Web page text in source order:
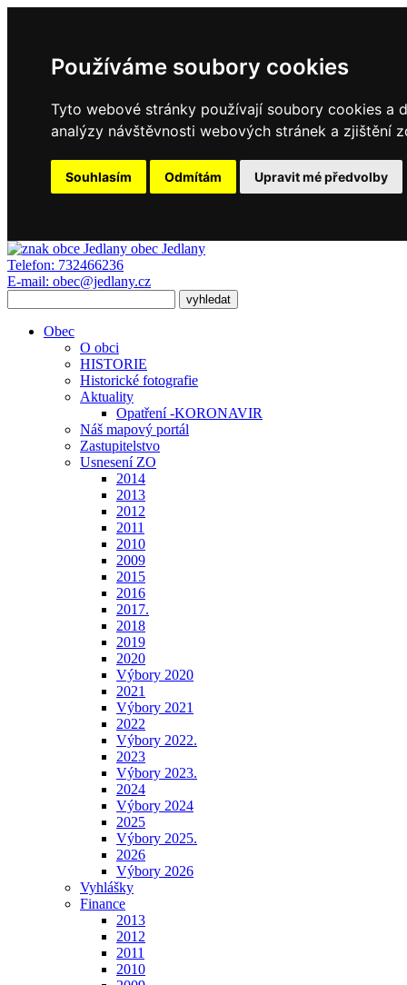
Používáme soubory cookies
Tyto webové stránky používají soubory cookies a
analýzy návštěvnosti webových stránek a zjištění
Souhlasím Odmítám Upravit mé předvolby
obec Jedlany
Telefon: 732466236
E-mail: obec@jedlany.cz
Obec
O obci
HISTORIE
Historické fotografie
Aktuality
Opatření -KORONAVIR
Náš mapový portál
Zastupitelstvo
Usnesení ZO
2014
2013
2012
2011
2010
2009
2015
2016
2017.
2018
2019
2020
Výbory 2020
2021
Výbory 2021
2022
Výbory 2022.
2023
Výbory 2023.
2024
Výbory 2024
2025
Výbory 2025.
2026
Výbory 2026
Vyhlášky
Finance
2013
2012
2011
2010